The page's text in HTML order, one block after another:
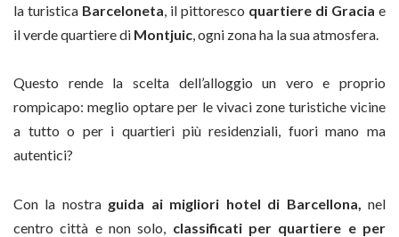
la turistica Barceloneta, il pittoresco quartiere di Gracia e
il verde quartiere di Montjuic, ogni zona ha la sua atmosfera.
Questo rende la scelta dell’alloggio un vero e proprio
rompicapo: meglio optare per le vivaci zone turistiche vicine
a tutto o per i quartieri più residenziali, fuori mano ma
autentici?
Con la nostra guida ai migliori hotel di Barcellona,
nel
centro città e non solo, classificati per quartiere e per